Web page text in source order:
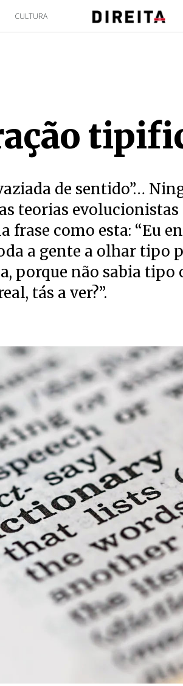
CULTURA
de sentido”…
teorias
frase como esta: “Eu
a gente a olhar tipo
porque não sabia tipo
tás a ver?”.